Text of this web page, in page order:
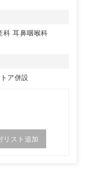
マイズが可能で、開
域住民へのサービス
地です。
科 耳鼻咽喉科
ア併設
リスト追加